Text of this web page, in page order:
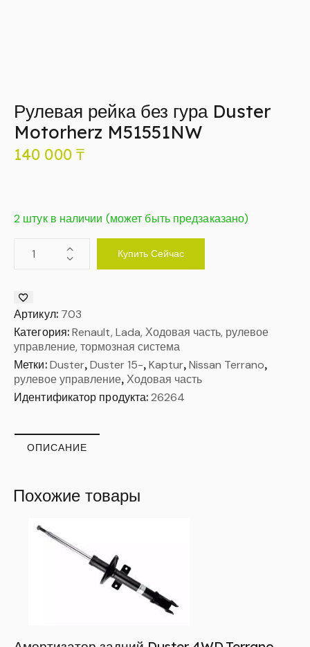
Рулевая рейка без гура Duster
Motorherz M51551NW
140 000 ₸
2 штук в наличии (может быть предзаказано)
Купить Сейчас
Артикул: 703
Категория:Renault, Lada, Ходовая часть, рулевое
управление, тормозная система
Метки: Duster, Duster 15-,Kaptur,Nissan Terrano,
рулевое управление, Ходовая часть
Идентификатор продукта:26264
ОПИСАНИЕ
Похожие товары